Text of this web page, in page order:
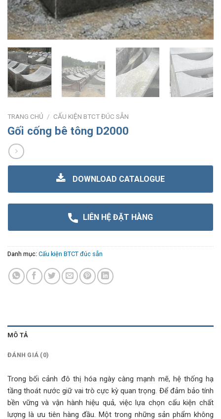
TRANG CHỦ / CẤU KIỆN BTCT ĐÚC SẴN
Gối cống bê tông D2000
DOWNLOAD CATALOGUE
LIÊN HỆ ĐẶT HÀNG
Danh mục: Cấu kiện BTCT đúc sẵn
MÔ TẢ
ĐÁNH GIÁ (0)
Trong bối cảnh đô thị hóa ngày càng mạnh mẽ, hệ thống hạ
tầng thoát nước giữ vai trò cực kỳ quan trọng. Để đảm bảo tính
bền vững và vận hành hiệu quả, việc lựa chọn cấu kiện chất
lượng là ưu tiên hàng đầu. Một trong những sản phẩm không